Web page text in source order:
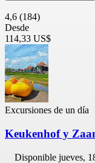
4,6 (184)
Desde
114,33 US$
Excursiones de un día
Keukenhof y
Disponible jueves,